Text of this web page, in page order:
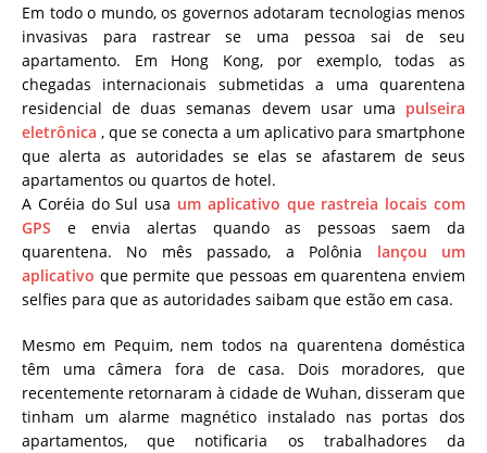
Em todo o mundo, os governos adotaram tecnologias menos
invasivas para rastrear se uma pessoa sai de seu
apartamento. Em Hong Kong, por exemplo, todas as
chegadas internacionais submetidas a uma quarentena
residencial de duas semanas devem usar uma pulseira
eletrônica , que se conecta a um aplicativo para smartphone
que alerta as autoridades se elas se afastarem de seus
apartamentos ou quartos de hotel.
A Coréia do Sul usa um aplicativo que rastreia locais com
GPS e envia alertas quando as pessoas saem da
quarentena. No mês passado, a Polônia lançou um
aplicativo que permite que pessoas em quarentena enviem
selfies para que as autoridades saibam que estão em casa.
Mesmo em Pequim, nem todos na quarentena doméstica
têm uma câmera fora de casa. Dois moradores, que
recentemente retornaram à cidade de Wuhan, disseram que
tinham um alarme magnético instalado nas portas dos
apartamentos, que notificaria os trabalhadores da